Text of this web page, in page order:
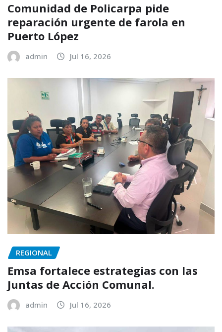
Comunidad de Policarpa pide
reparación urgente de farola en
Puerto López
admin Jul 16, 2026
REGIONAL
Emsa fortalece estrategias con las
Juntas de Acción Comunal.
admin Jul 16, 2026